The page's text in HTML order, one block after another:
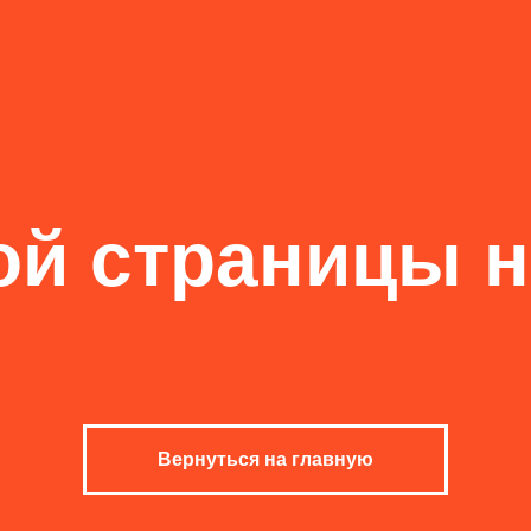
страницы
Вернуться на главную